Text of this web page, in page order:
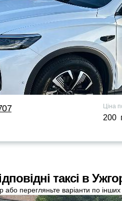
Ціна
200
таксі в
або перегляньте варіанти по інших